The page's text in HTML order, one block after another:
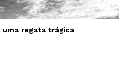
uma regata trágica